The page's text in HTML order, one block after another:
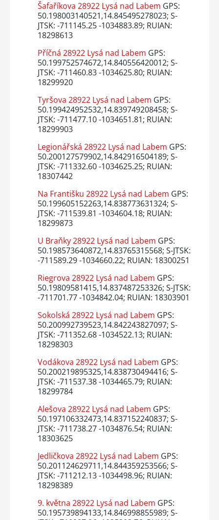
Šafaříkova 28922 Lysá nad Labem GPS:
50.198003140521,14.845495278023; S-
JTSK: -711145.25 -1034883.89; RUIAN:
18298613
Příčná 28922 Lysá nad Labem GPS:
50.199752574672,14.840556420012; S-
JTSK: -711460.83 -1034625.80; RUIAN:
18299920
Tyršova 28922 Lysá nad Labem GPS:
50.199424952532,14.839749208458; S-
JTSK: -711477.10 -1034651.81; RUIAN:
18299903
Legionářská 28922 Lysá nad Labem GPS:
50.200127579902,14.842916504189; S-
JTSK: -711332.60 -1034625.25; RUIAN:
18307442
Na Františku 28922 Lysá nad Labem GPS:
50.199605152263,14.838773631324; S-
JTSK: -711539.81 -1034604.18; RUIAN:
18299873
U Braňky 28922 Lysá nad Labem GPS:
50.198573640872,14.83765315568; S-JTSK:
-711589.29 -1034660.22; RUIAN: 18300251
Riegrova 28922 Lysá nad Labem GPS:
50.19809581415,14.837487253326; S-JTSK:
-711701.77 -1034842.04; RUIAN: 18303901
Sokolská 28922 Lysá nad Labem GPS:
50.200992739523,14.842243827097; S-
JTSK: -711352.68 -1034522.13; RUIAN:
18298303
Vodákova 28922 Lysá nad Labem GPS:
50.200219895325,14.838730494416; S-
JTSK: -711537.38 -1034465.79; RUIAN:
18299784
Alešova 28922 Lysá nad Labem GPS:
50.197106332473,14.837152240837; S-
JTSK: -711738.27 -1034876.54; RUIAN:
18303625
Jedličkova 28922 Lysá nad Labem GPS:
50.201124629711,14.844359253566; S-
JTSK: -711212.13 -1034498.96; RUIAN:
18298389
9. května 28922 Lysá nad Labem GPS:
50.195739894133,14.846998855989; S-